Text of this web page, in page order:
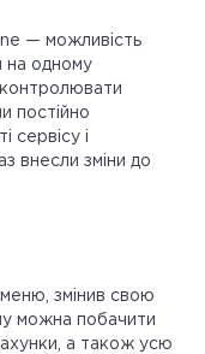
— можливість
на одному
постійно
і
внесли зміни до
змінив свою
можна побачити
а також усю